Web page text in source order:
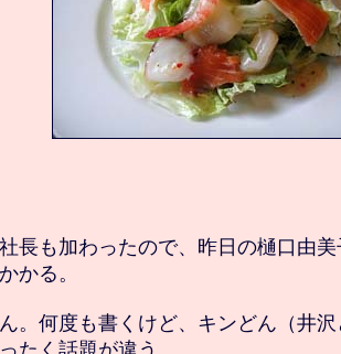
長も加わったので、昨日の樋口由
かる。
。何度も書くけど、キンどん（井
たく話題が違う。